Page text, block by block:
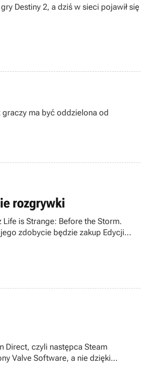
Destiny 2, a dziś w sieci pojawił się
ma być oddzielona od
rozgrywki
is Strange: Before the Storm.
zdobycie będzie zakup Edycji
pierwszym.
Direct, czyli następca Steam
Valve Software, a nie dzięki